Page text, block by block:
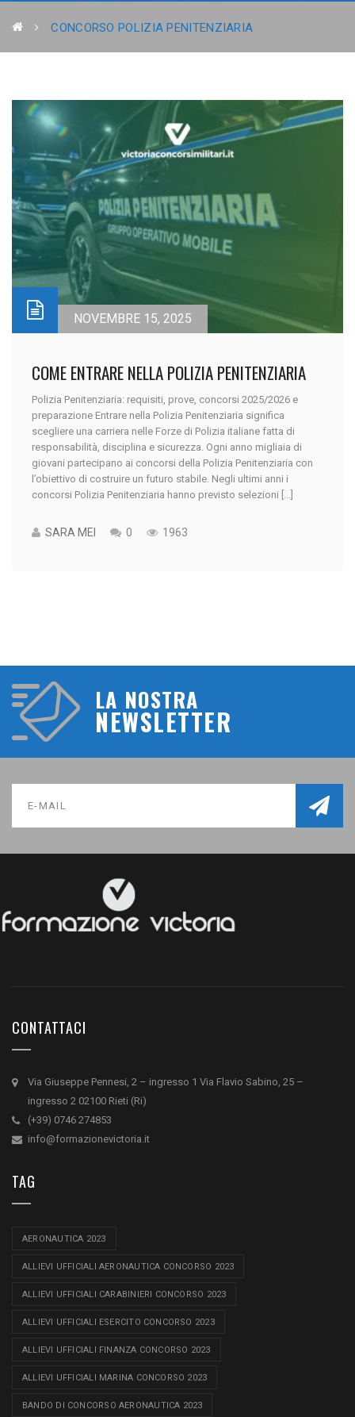
CONCORSO POLIZIA PENITENZIARIA
NOVEMBRE 15, 2025
COME ENTRARE NELLA POLIZIA PENITENZIARIA
Polizia Penitenziaria: requisiti, prove, concorsi 2025/2026 e
preparazione Entrare nella Polizia Penitenziaria significa
scegliere una carriera nelle Forze di Polizia italiane fatta di
responsabilità, disciplina e sicurezza. Ogni anno migliaia di
giovani partecipano ai concorsi della Polizia Penitenziaria con
l’obiettivo di costruire un futuro stabile. Negli ultimi anni i
concorsi Polizia Penitenziaria hanno previsto selezioni [...]
SARA MEI 0 1963
LA NOSTRA
NEWSLETTER
CONTATTACI
Via Giuseppe Pennesi, 2 – ingresso 1 Via Flavio Sabino, 25 –
ingresso 2 02100 Rieti (Ri)
(+39) 0746 274853
info@formazionevictoria.it
TAG
AERONAUTICA 2023
ALLIEVI UFFICIALI AERONAUTICA CONCORSO 2023
ALLIEVI UFFICIALI CARABINIERI CONCORSO 2023
ALLIEVI UFFICIALI ESERCITO CONCORSO 2023
ALLIEVI UFFICIALI FINANZA CONCORSO 2023
ALLIEVI UFFICIALI MARINA CONCORSO 2023
BANDO DI CONCORSO AERONAUTICA 2023